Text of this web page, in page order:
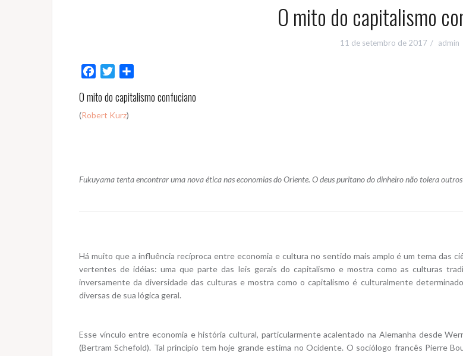
O mito do capitalismo
11 de setembro de 2017 admin
c
e
i
t
a
O mito do capitalismo confuciano
(Robert Kurz)
Fukuyama tenta encontrar uma nova ética nas economias do Oriente. O deus puritano do dinheiro não tolera outros
Há muito que a influência recíproca entre economia e cultura no sentido mais amplo é um tema das
vertentes de idéias: uma que parte das leis gerais do capitalismo e mostra como as culturas
inversamente da diversidade das culturas e mostra como o capitalismo é culturalmente
diversas de sua lógica geral.
Esse vínculo entre economia e história cultural, particularmente acalentado na Alemanha desde
(Bertram Schefold). Tal princípio tem hoje grande estima no Ocidente. O sociólogo francês Pierre